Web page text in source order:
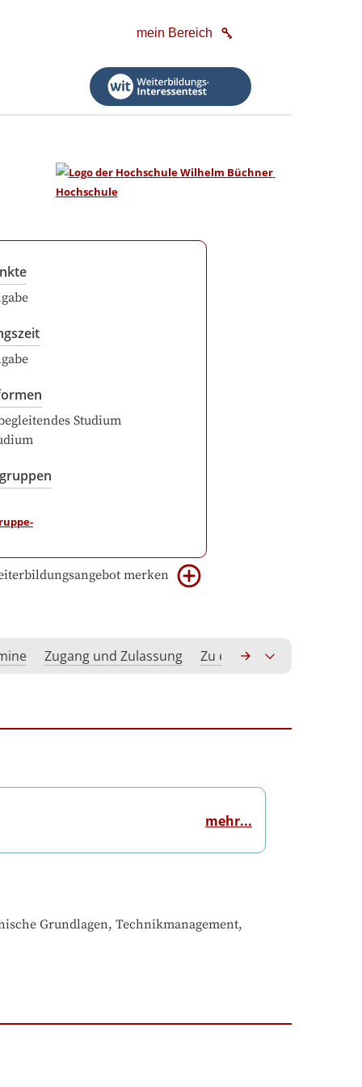
mein Bereich
Studium
merken
Zugang und Zulassung Zu erwerbende
mehr...
Grundlagen, Technikmanagement,